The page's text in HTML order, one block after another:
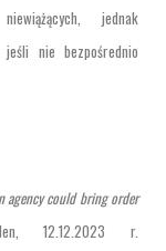
jednak
nie bezpośrednio
agency could bring order
12.12.2023 r.